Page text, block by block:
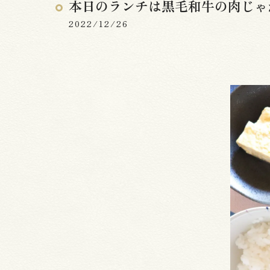
本日のランチは黒毛和牛の肉じ
2022/12/26